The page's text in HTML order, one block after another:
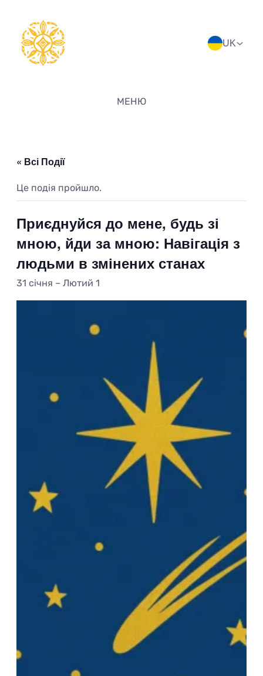
UK
МЕНЮ
« Всі Події
Це подія пройшло.
Приєднуйся до мене, будь зі
мною, йди за мною: Навігація з
людьми в змінених станах
31 січня – Лютий 1